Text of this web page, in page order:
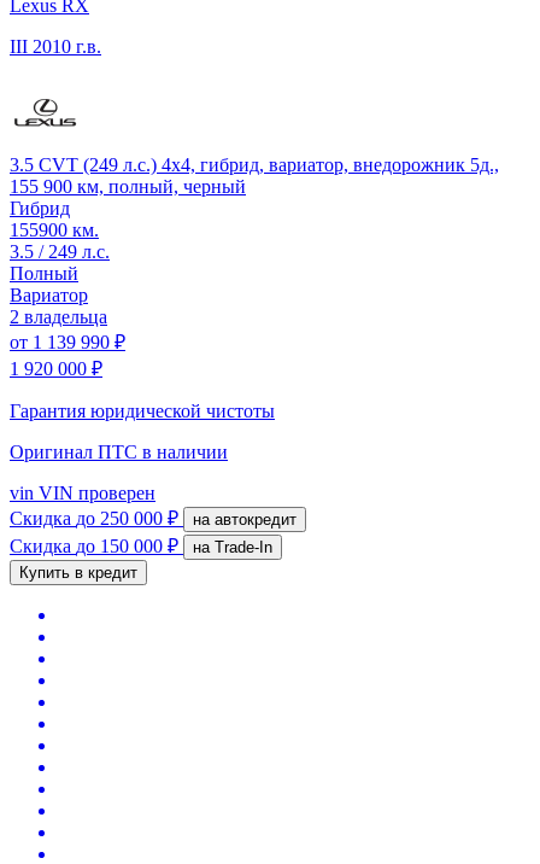
Lexus RX
III 2010 г.в.
3.5 CVT (249 л.с.) 4x4, гибрид, вариатор, внедорожник 5д.,
155 900 км, полный, черный
Гибрид
155900 км.
3.5 / 249 л.с.
Полный
Вариатор
2 владельца
от 1 139 990 ₽
1 920 000 ₽
Гарантия юридической чистоты
Оригинал ПТС в наличии
vin VIN проверен
Скидка до 250 000 ₽ на автокредит
Скидка до 150 000 ₽
на Trade-In
Купить в кредит